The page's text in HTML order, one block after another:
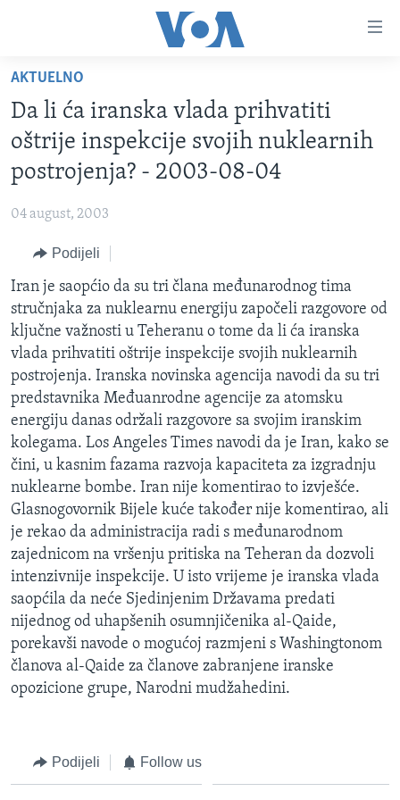
glavni
sadržaj
Pređi
na
glavnu
Idi
pretragu
TV PROGRAM
VIDEO
FOTOGRAFIJE DANA
SJEDINJENE AMERIČKE DRŽAVE
BOSNA I HERCEGOVINA
SVIJET
NAUKA I TEHNOLOGIJA
SPECIJALNI PROJEKTI
KORUPCIJA
SLOBODA MEDIJA
ŽENSKA STRANA
IZBJEGLIČKA STRANA
MAGAZIN
O GLASU AMERIKE
Learning English
PRATITE NAS
Jezici
AKTUELNO
Da li ća iranska vlada prihvatiti
oštrije inspekcije svojih nuklearnih
postrojenja? - 2003-08-04
04 august, 2003
Podijeli
Iran je saopćio da su tri člana međunarodnog tima
stručnjaka za nuklearnu energiju započeli razgovore od
ključne važnosti u Teheranu o tome da li ća iranska
vlada prihvatiti oštrije inspekcije svojih nuklearnih
postrojenja. Iranska novinska agencija navodi da su tri
predstavnika Međuanrodne agencije za atomsku
energiju danas održali razgovore sa svojim iranskim
kolegama. Los Angeles Times navodi da je Iran, kako se
čini, u kasnim fazama razvoja kapaciteta za izgradnju
nuklearne bombe. Iran nije komentirao to izvješće.
Glasnogovornik Bijele kuće također nije komentirao, ali
je rekao da administracija radi s međunarodnom
zajednicom na vršenju pritiska na Teheran da dozvoli
intenzivnije inspekcije. U isto vrijeme je iranska vlada
saopćila da neće Sjedinjenim Državama predati
nijednog od uhapšenih osumnjičenika al-Qaide,
porekavši navode o mogućoj razmjeni s Washingtonom
članova al-Qaide za članove zabranjene iranske
opozicione grupe, Narodni mudžahedini.
Podijeli Follow us